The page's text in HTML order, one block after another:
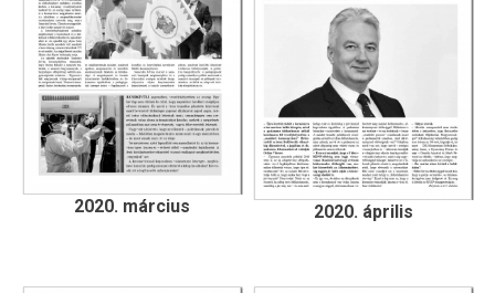
2020. március 2020. április